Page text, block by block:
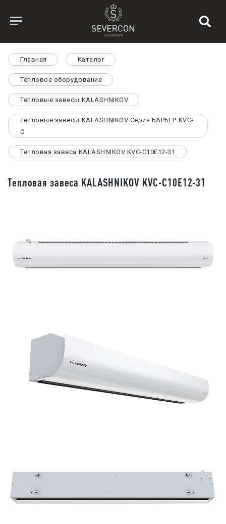
Главная Каталог
Тепловое оборудование
Тепловые завесы KALASHNIKOV
Тепловые завесы KALASHNIKOV Серия БАРЬЕР KVC-
C
Тепловая завеса KALASHNIKOV KVС-C10E12-31
Тепловая завеса KALASHNIKOV KVС-C10E12-31